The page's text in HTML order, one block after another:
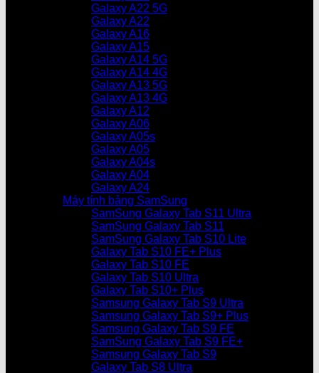
Galaxy A22 5G
Galaxy A22
Galaxy A16
Galaxy A15
Galaxy A14 5G
Galaxy A14 4G
Galaxy A13 5G
Galaxy A13 4G
Galaxy A12
Galaxy A06
Galaxy A05s
Galaxy A05
Galaxy A04s
Galaxy A04
Galaxy A24
Máy tính bảng SamSung
SamSung Galaxy Tab S11 Ultra
SamSung Galaxy Tab S11
SamSung Galaxy Tab S10 Lite
Galaxy Tab S10 FE+ Plus
Galaxy Tab S10 FE
Galaxy Tab S10 Ultra
Galaxy Tab S10+ Plus
Samsung Galaxy Tab S9 Ultra
Samsung Galaxy Tab S9+ Plus
Samsung Galaxy Tab S9 FE
SamSung Galaxy Tab S9 FE+
Samsung Galaxy Tab S9
Galaxy Tab S8 Ultra